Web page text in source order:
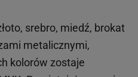
srebro, miedź, brokat
metalicznymi,
kolorów zostaje